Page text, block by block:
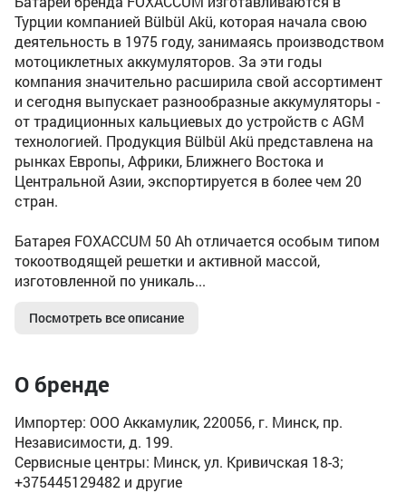
Турции компанией Bülbül Akü, которая начала свою
деятельность в 1975 году, занимаясь производством
мотоциклетных аккумуляторов. За эти годы
компания значительно расширила свой ассортимент
и сегодня выпускает разнообразные аккумуляторы -
от традиционных кальциевых до устройств с AGM
технологией. Продукция Bülbül Akü представлена на
рынках Европы, Африки, Ближнего Востока и
Центральной Азии, экспортируется в более чем 20
стран.
Батарея FOXACCUM 50 Ah отличается особым типом
токоотводящей решетки и активной массой,
изготовленной по уникаль...
Посмотреть все описание
О бренде
Импортер: ООО Аккамулик, 220056, г. Минск, пр.
Независимости, д. 199.
Сервисные центры: Минск, ул. Кривичская 18-3;
+375445129482 и другие